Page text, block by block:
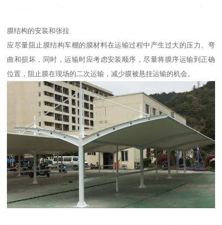
膜结构的安装和张拉
应尽量阻止膜结构车棚的膜材料在运输过程中产生过大的压力、弯
曲和损坏，同时，运输时应考虑安装顺序，尽量将膜序运输到正确
位置，阻止膜在现场的二次运输，减少膜被悬挂运输的机会。